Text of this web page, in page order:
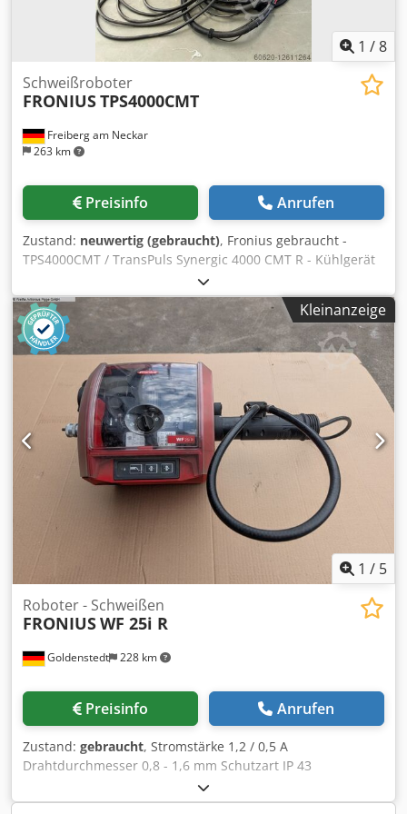
1 /8
Freiberg am Neckar
263 km
Schweißroboter
FRONIUSTPS4000CMT
Preisinfo Anrufen
Zustand: neuwertig (gebraucht), Fronius gebraucht -
TPS4000CMT / TransPuls Synergic 4000 CMT R - Kühlgerät
FK4000-RFC (4,045,837,632) wassergekühlt - RCU5000i
Fernbedienung Univ.SD (4,046,098) - VR7000 CMT R
(4,045,963,000 - Winkelgeber CMT (43,0001,1219) mit
Roboterschlauchpaket kPL Robacta - Interface Interbus
Rugged Line(4,045,885) (wahlweise auch Profibus und
Profinet-Anschlüsse Verfügbar) Crsdpfepa N Aaox Ai Ssf
Kleinanzeige
1 / 5
Goldenstedt 228 km
Roboter - Schweißen
FRONIUSWF 25i R
Preisinfo Anrufen
Zustand: gebraucht, Stromstärke 1,2 / 0,5 A
Drahtdurchmesser 0,8 - 1,6 mm Schutzart IP 43
Abmessungen 250x210x190 mm Geschwindigkeit 1 - 25
m/min Gewicht ca.7,2 kg hochpräzises Drahtvorschubgerät